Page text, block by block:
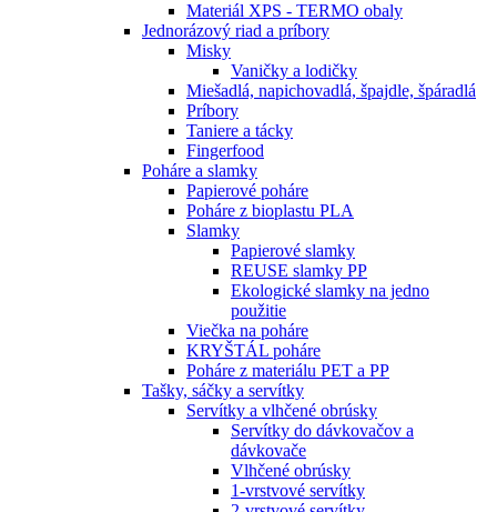
Materiál XPS - TERMO obaly
Jednorázový riad a príbory
Misky
Vaničky a lodičky
Miešadlá, napichovadlá, špajdle, špáradlá
Príbory
Taniere a tácky
Fingerfood
Poháre a slamky
Papierové poháre
Poháre z bioplastu PLA
Slamky
Papierové slamky
REUSE slamky PP
Ekologické slamky na jedno
použitie
Viečka na poháre
KRYŠTÁL poháre
Poháre z materiálu PET a PP
Tašky, sáčky a servítky
Servítky a vlhčené obrúsky
Servítky do dávkovačov a
dávkovače
Vlhčené obrúsky
1-vrstvové servítky